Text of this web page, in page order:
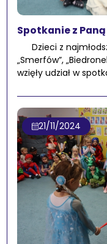
Spotkanie z
Dzieci z
„Smerfów”,
wzięły udział w
21/11/2024